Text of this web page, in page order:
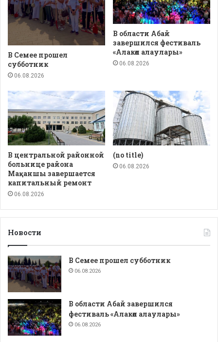
В Семее прошел
субботник
06.08.2026
В области Абай
завершился фестиваль
«Алакөл алаулары»
06.08.2026
В центральной районной
больнице района
Мақаншы завершается
капитальный ремонт
06.08.2026
(no title)
06.08.2026
Новости
В Семее прошел субботник
06.08.2026
В области Абай завершился
фестиваль «Алакөл алаулары»
06.08.2026